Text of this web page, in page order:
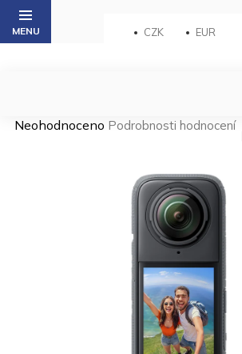
Přejít
obsah
CZK EUR
Průměrné
Neohodnoceno Podrobnosti hodnocení